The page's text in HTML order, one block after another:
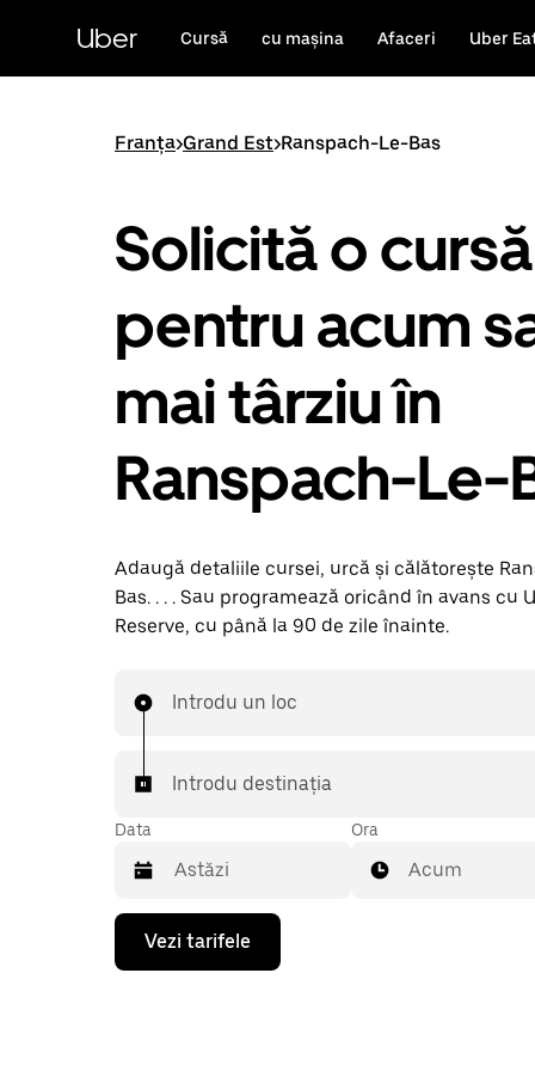
conținutul
principal
Uber Cursă cu mașina Afaceri Uber
Franța>Grand Est>Ranspach-Le-Bas
Solicită o cursă
pentru acum
mai târziu în
Ranspach-Le-
Adaugă detaliile cursei, urcă și călătorește
Bas. . . . Sau programează oricând în avans cu
Reserve, cu până la 90 de zile înainte.
Introdu un loc
Introdu destinația
Data
Pentru
deschide
Ora
Acum
Vezi tarifele